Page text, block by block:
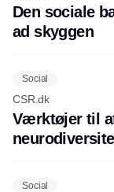
Den sociale
ad skyggen
Social
CSR.dk
Værktøjer til
Social